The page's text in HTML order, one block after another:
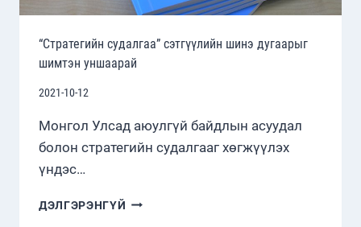
“Стратегийн судалгаа” сэтгүүлийн шинэ дугаарыг
шимтэн уншаарай
2021-10-12
Монгол Улсад аюулгүй байдлын асуудал
болон стратегийн судалгааг хөгжүүлэх
үндэс…
ДЭЛГЭРЭНГҮЙ “СТРАТЕГИЙН